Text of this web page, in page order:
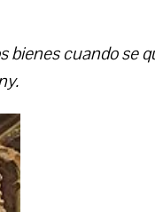
bienes cuando se